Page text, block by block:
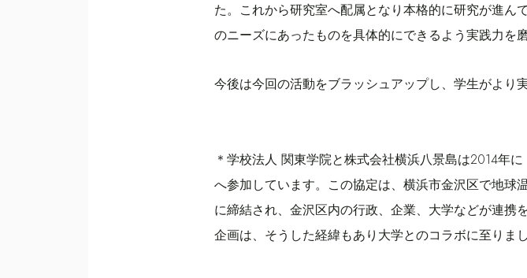
た。これから研究室へ配属となり本格的に研究が進
のニーズにあったものを具体的にできるよう実践力を
今後は今回の活動をブラッシュアップし、学生がより
＊学校法人 関東学院と株式会社横浜八景島は2014年
へ参加しています。この協定は、横浜市金沢区で地球
に締結され、金沢区内の行政、企業、大学などが連
企画は、そうした経緯もあり大学とのコラボに至りまし